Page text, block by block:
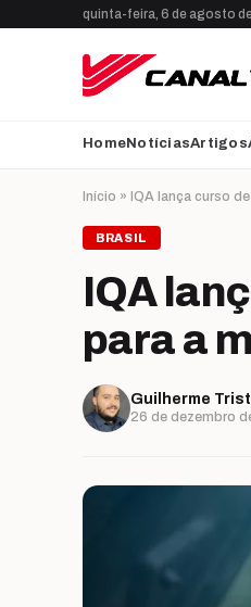
Ir para o conteúdoquinta-feira, 6 de agosto
HomeNotíciasArtigos
Início » IQA lança curso
BRASIL
IQA
para a
Guilherme
26 de dezembro